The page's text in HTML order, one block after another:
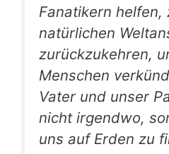
Fanatikern helfen,
natürlichen
zurückzukehren,
Menschen
Vater und unser
nicht irgendwo,
uns auf Erden zu